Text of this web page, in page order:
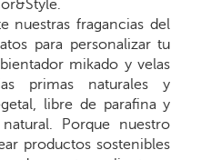
nuestras fragancias del
para personalizar tu
mikado y velas
primas naturales y
libre de parafina y
Porque nuestro
productos sostenibles